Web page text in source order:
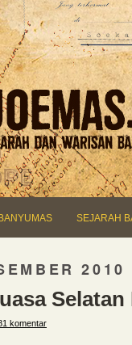
SEJARAH
2010
komentar